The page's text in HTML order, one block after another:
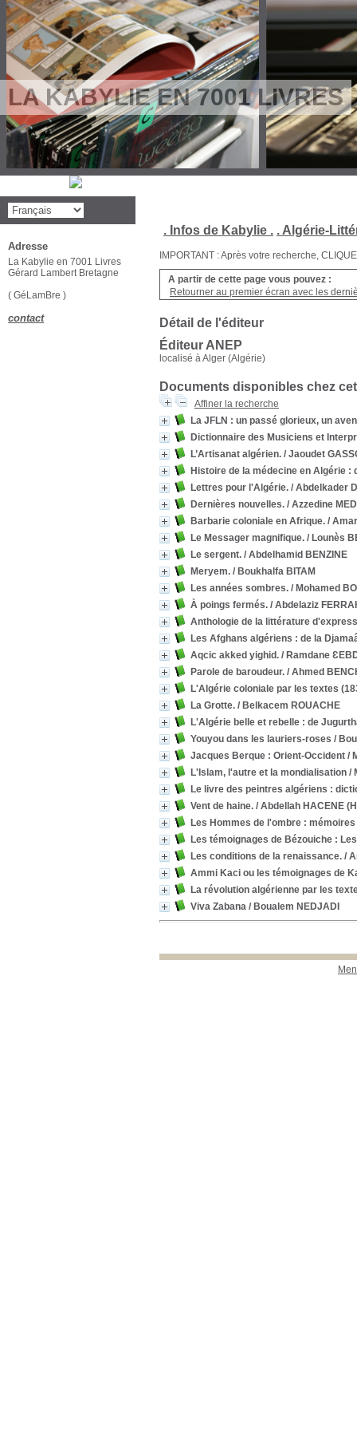
LA KABYLIE EN 7001 LIVRES
. Infos de Kabylie . . Algérie-
IMPORTANT : Après votre recherche,
A partir de cette page vous pouvez :
Retourner au premier écran avec les
Détail de l'éditeur
Éditeur ANEP
localisé à Alger (Algérie)
Documents disponibles chez
Affiner la recherche
La JFLN : un passé glorieux, un
Dictionnaire des Musiciens et
L’Artisanat algérien. / Jaoudet
Histoire de la médecine en Algérie :
Lettres pour l'Algérie. / Abdelkader
Dernières nouvelles. / Azzedine
Barbarie coloniale en Afrique. /
Le Messager magnifique. / Lounès
Le sergent. / Abdelhamid BENZINE
Meryem. / Boukhalfa BITAM
Les années sombres. / Mohamed
À poings fermés. / Abdelaziz
Anthologie de la littérature
Les Afghans algériens : de la
Aqcic akked yighid. / Ramdane
Parole de baroudeur. / Ahmed
L'Algérie coloniale par les textes
La Grotte. / Belkacem ROUACHE
L'Algérie belle et rebelle : de
Youyou dans les lauriers-roses /
Jacques Berque : Orient-Occident /
L'Islam, l'autre et la mondialisation /
Le livre des peintres algériens :
Vent de haine. / Abdellah HACENE
Les Hommes de l'ombre :
Les témoignages de Bézouiche :
Les conditions de la renaissance. /
Ammi Kaci ou les témoignages de
La révolution algérienne par les
Viva Zabana / Boualem NEDJADI
Adresse
La Kabylie en 7001 Livres
Gérard Lambert Bretagne
( GéLamBre )
contact